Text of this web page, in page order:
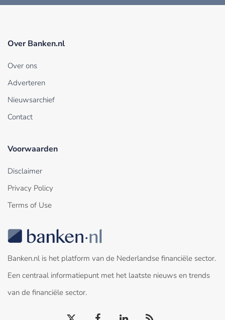
Over Banken.nl
Over ons
Adverteren
Nieuwsarchief
Contact
Voorwaarden
Disclaimer
Privacy Policy
Terms of Use
Banken.nl is het platform van de Nederlandse financiële sector.
Een centraal informatiepunt met het laatste nieuws en trends
van de financiële sector.